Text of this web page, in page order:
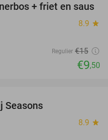
37%
+ friet en saus
8.9 star
Regulier €15
€9,50
Seasons
8.9 star